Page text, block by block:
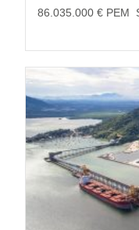
86.035.000 € PEM